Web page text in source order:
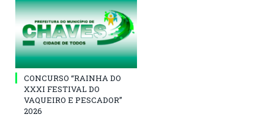
CONCURSO “RAINHA DO
XXXI FESTIVAL DO
VAQUEIRO E PESCADOR”
2026